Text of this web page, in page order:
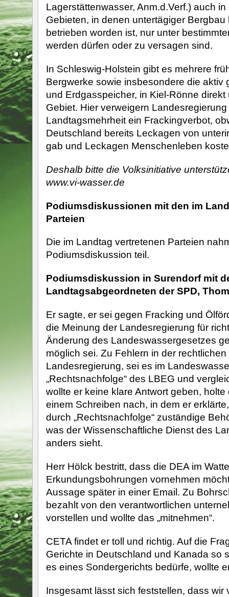
Lagerstättenwasser, Anm.d.Verf.) auch in
Gebieten, in denen untertägiger Bergbau
betrieben worden ist, nur unter
werden dürfen oder zu versagen sind.
In Schleswig-Holstein gibt es mehrere
Bergwerke sowie insbesondere die aktiv
und Erdgasspeicher, in Kiel-Rönne
Gebiet. Hier verweigern
Landtagsmehrheit ein Frackingverbot,
Deutschland bereits Leckagen von
gab und Leckagen Menschenleben
Deshalb bitte die Volksinitiative
www.vi-wasser.de
Podiumsdiskussionen mit den im
Parteien
Die im Landtag vertretenen Parteien
Podiumsdiskussion teil.
Podiumsdiskussion in Surendorf mit
Landtagsabgeordneten der SPD,
Er sagte, er sei gegen Fracking und
die Meinung der Landesregierung für
Änderung des Landeswassergesetzes
möglich sei. Zu Fehlern in der
Landesregierung, sei es im
„Rechtsnachfolge“ des LBEG und
wollte er keine klare Antwort geben,
einem Schreiben nach, in dem er
durch „Rechtsnachfolge“ zuständige
was der Wissenschaftliche Dienst des
anders sieht.
Herr Hölck bestritt, dass die DEA im
Erkundungsbohrungen vornehmen
Aussage später in einer Email. Zu
bezahlt von den verantwortlichen
vorstellen und wollte das „mitnehmen“.
CETA findet er toll und richtig. Auf die
Gerichte in Deutschland und Kanada so
es eines Sondergerichts bedürfe, wollte
Insgesamt lässt sich feststellen, dass wir